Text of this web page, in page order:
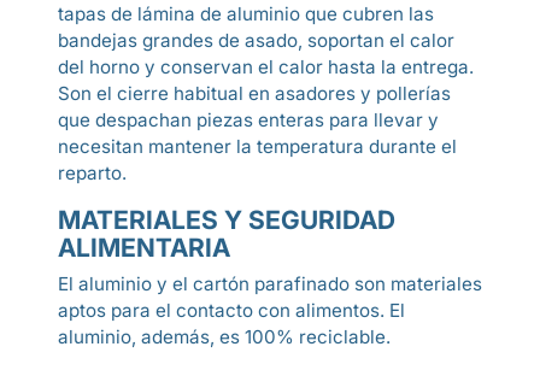
tapas de lámina de aluminio que cubren las
bandejas grandes de asado, soportan el calor
del horno y conservan el calor hasta la entrega.
Son el cierre habitual en asadores y pollerías
que despachan piezas enteras para llevar y
necesitan mantener la temperatura durante el
reparto.
MATERIALES Y SEGURIDAD
ALIMENTARIA
El aluminio y el cartón parafinado son materiales
aptos para el contacto con alimentos. El
aluminio, además, es 100% reciclable.